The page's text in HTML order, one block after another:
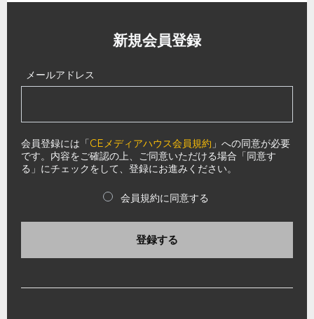
新規会員登録
メールアドレス
会員登録には「CEメディアハウス会員規約 」への同意が必要
です。内容をご確認の上、ご同意いただける場合「同意す
る」にチェックをして、登録にお進みください。
会員規約に同意する
登録する